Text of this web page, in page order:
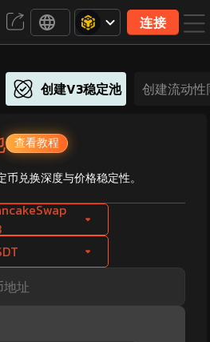
连接
创建V3稳定池 创建流动
查看教程
兑换深度与价格稳定性。